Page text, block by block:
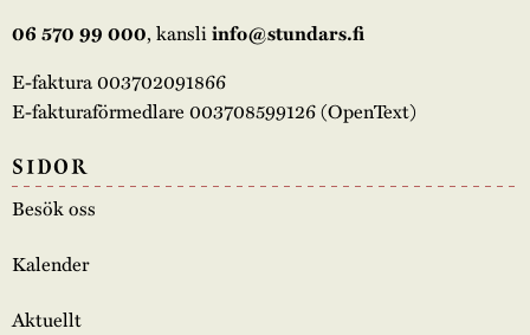
06 570 99 000, kansliinfo@stundars.fi
E-faktura 003702091866
E-fakturaförmedlare 003708599126 (OpenText)
SIDOR
Besök oss
Kalender
Aktuellt